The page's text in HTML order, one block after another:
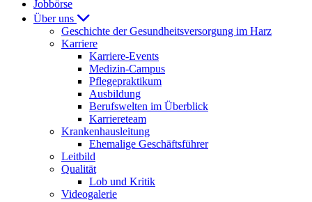
Jobbörse
Über uns
Geschichte der Gesundheitsversorgung im Harz
Karriere
Karriere-Events
Medizin-Campus
Pflegepraktikum
Ausbildung
Berufswelten im Überblick
Karriereteam
Krankenhausleitung
Ehemalige Geschäftsführer
Leitbild
Qualität
Lob und Kritik
Videogalerie